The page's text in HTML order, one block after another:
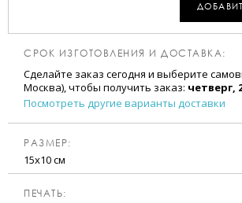
СРОК ИЗГОТОВЛЕНИЯ И ДОСТАВКА:
Сделайте заказ сегодня и выберите
Москва), чтобы получить заказ: четверг,
Посмотреть другие варианты доставки
РАЗМЕР:
15х10 см
ПЕЧАТЬ: